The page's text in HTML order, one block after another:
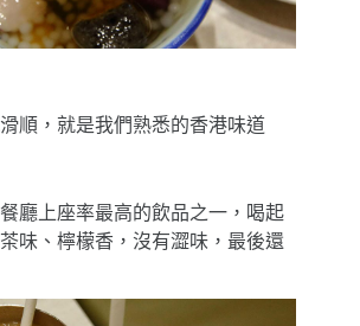
順，就是我們熟悉的香港味道
廳上座率最高的飲品之一，喝起
味、檸檬香，沒有澀味，最後還